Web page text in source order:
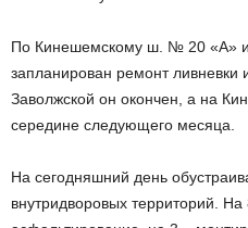
По Кинешемскому ш. № 20 «А»
запланирован ремонт
Заволжской он окончен, а на
середине следующего месяца.
На сегодняшний день
внутридворовых территорий. На